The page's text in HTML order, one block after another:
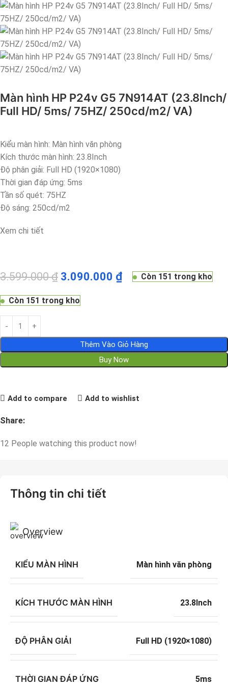
Màn hình HP P24v G5 7N914AT (23.8Inch/
Full HD/ 5ms/ 75HZ/ 250cd/m2/ VA)
Kiểu màn hình: Màn hình văn phòng
Kích thước màn hình: 23.8Inch
Độ phân giải: Full HD (1920×1080)
Thời gian đáp ứng: 5ms
Tần số quét: 75HZ
Độ sáng: 250cd/m2
Xem chi tiết
3.599.000₫ 3.090.000 ₫ Còn 151 trong kho
Còn 151 trong kho
Thêm Vào Giỏ Hàng
Buy Now
Add to compare Add to wishlist
Share:
12 People watching this product now!
Thông tin chi tiết
Overview
KIỂU MÀN HÌNH Màn hình văn phòng
KÍCH THƯỚC MÀN HÌNH 23.8Inch
ĐỘ PHÂN GIẢI Full HD (1920×1080)
THỜI GIAN ĐÁP ỨNG 5ms